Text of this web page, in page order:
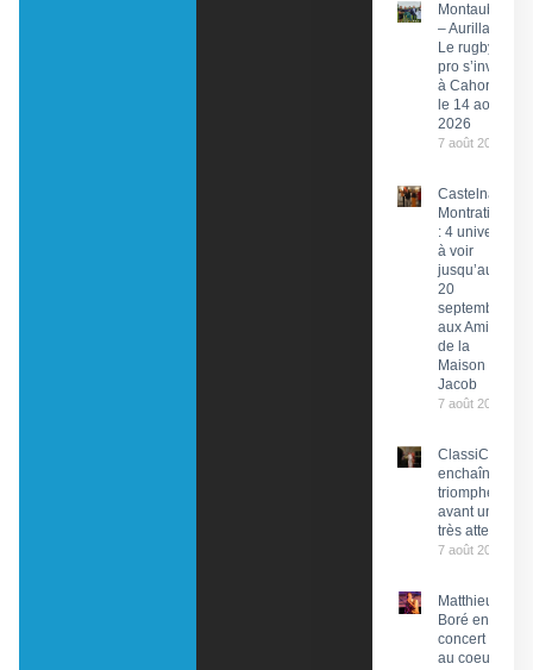
Montauban
– Aurillac :
Le rugby
pro s’invite
à Cahors
le 14 août
2026
7 août 2026
Castelnau-
Montratier
: 4 univers
à voir
jusqu’au
20
septembre
aux Amis
de la
Maison
Jacob
7 août 2026
ClassiCahors
enchaîne les
triomphes
avant un final
très attendu
7 août 2026
Matthieu
Boré en
concert
au coeur